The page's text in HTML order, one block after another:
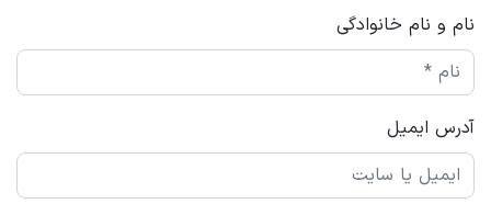
نام و نام خانوادگی
آدرس ایمیل